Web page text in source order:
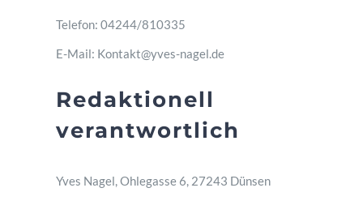
Telefon: 04244/810335
E-Mail: Kontakt@yves-nagel.de
Redaktionell
verantwortlich
Yves Nagel, Ohlegasse 6, 27243 Dünsen